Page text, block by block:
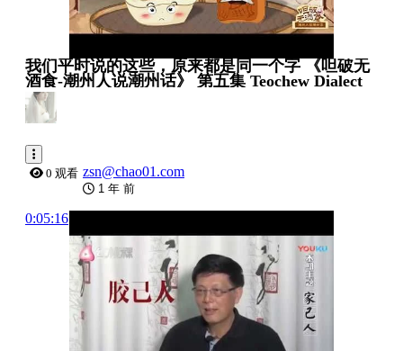
我们平时说的这些，原来都是同一个字 《呾破无
酒食-潮州人说潮州话》 第五集 Teochew Dialect
0 观看 zsn@chao01.com
1 年 前
0:05:16